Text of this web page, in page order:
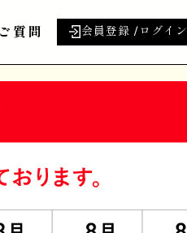
質問 会員登録 /ログイン